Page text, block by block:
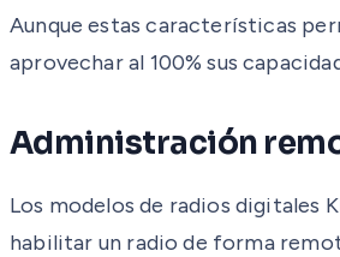
Aunque estas características
aprovechar al 100% sus
Administración
Los modelos de radios digitales
habilitar un radio de forma